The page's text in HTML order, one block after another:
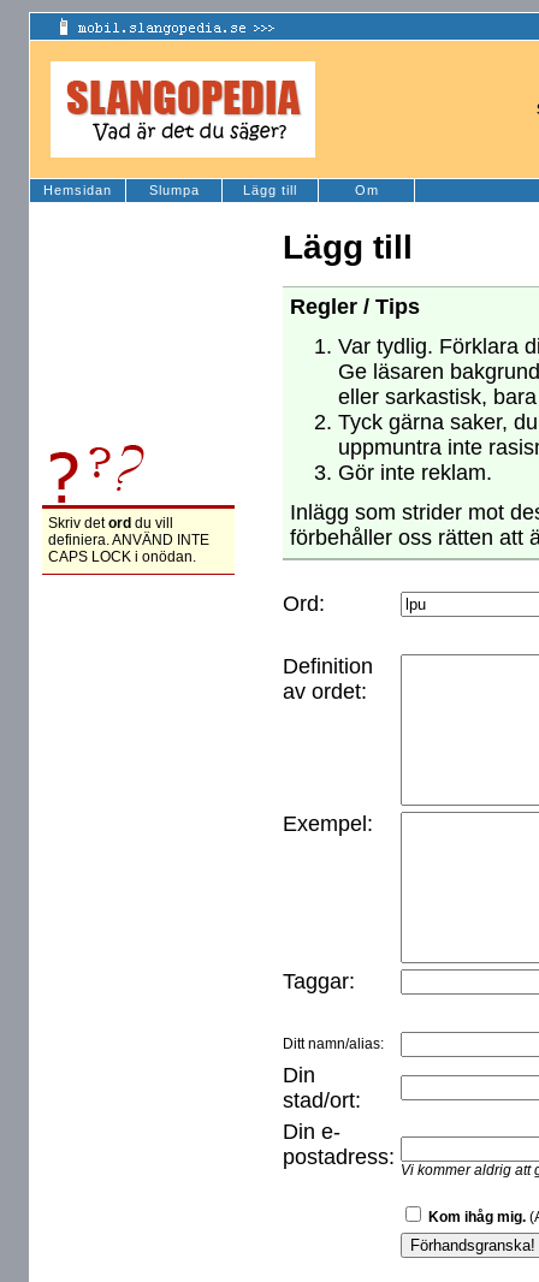
Hemsidan Slumpa Lägg till Om
Skriv detord du vill
definiera. ANVÄND INTE
CAPS LOCK i onödan.
Lägg till
Regler / Tips
Var tydlig. Förklara
Ge läsaren
eller sarkastisk,
Tyck gärna saker,
uppmuntra inte
Gör inte reklam.
Inlägg som strider mot
förbehåller oss rätten att
Ord:
Definition
av ordet:
Exempel:
Taggar:
Ditt namn/alias:
Din
stad/ort:
Din e-
postadress:
Vi kommer aldrig att
Kom ihåg mig.